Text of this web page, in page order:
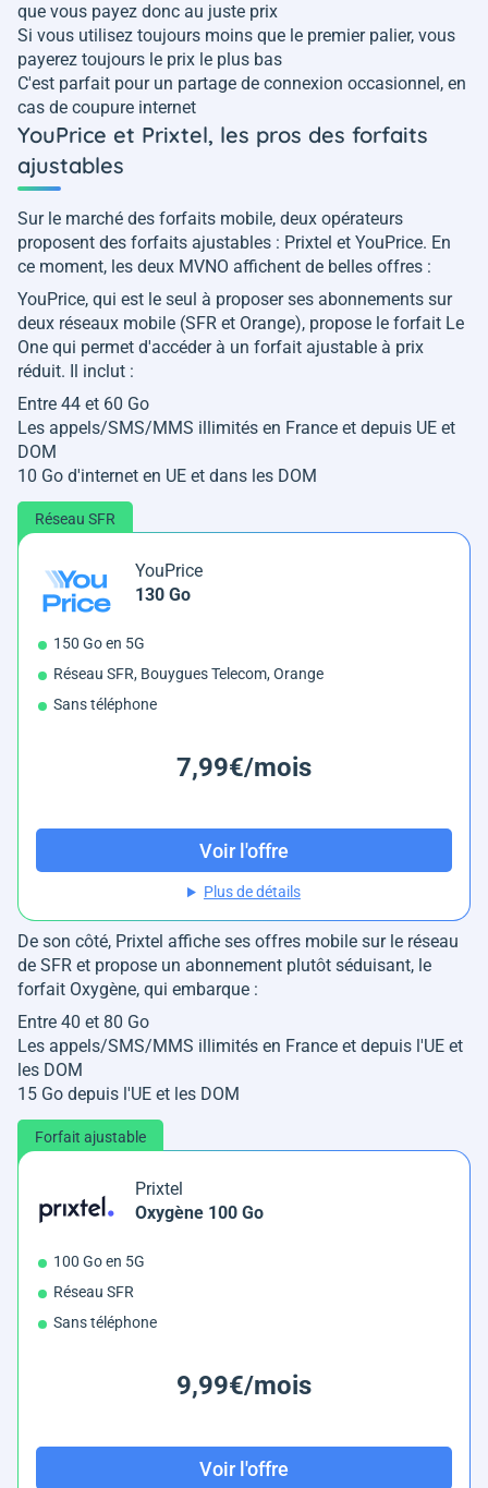
que vous payez donc au juste prix
Si vous utilisez toujours moins que le premier palier, vous
payerez toujours le prix le plus bas
C'est parfait pour un partage de connexion occasionnel, en
cas de coupure internet
YouPrice et Prixtel, les pros des forfaits
ajustables
Sur le marché des forfaits mobile, deux opérateurs
proposent des forfaits ajustables : Prixtel et YouPrice. En
ce moment, les deux MVNO affichent de belles offres :
YouPrice, qui est le seul à proposer ses abonnements sur
deux réseaux mobile (SFR et Orange), propose le forfait Le
One qui permet d'accéder à un forfait ajustable à prix
réduit. Il inclut :
Entre 44 et 60 Go
Les appels/SMS/MMS illimités en France et depuis UE et
DOM
10 Go d'internet en UE et dans les DOM
Réseau SFR
YouPrice
130 Go
150 Go en 5G
Réseau SFR, Bouygues Telecom, Orange
Sans téléphone
7,99€/mois
Voir l'offre
Plus de détails
De son côté, Prixtel affiche ses offres mobile sur le réseau
de SFR et propose un abonnement plutôt séduisant, le
forfait Oxygène, qui embarque :
Entre 40 et 80 Go
Les appels/SMS/MMS illimités en France et depuis l'UE et
les DOM
15 Go depuis l'UE et les DOM
Forfait ajustable
Prixtel
Oxygène 100 Go
100 Go en 5G
Réseau SFR
Sans téléphone
9,99€/mois
Voir l'offre